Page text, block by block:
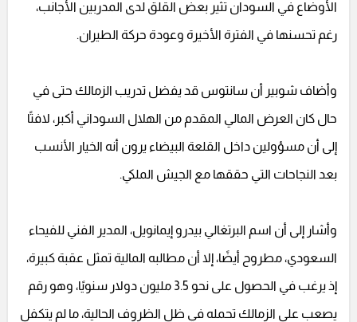
الأوضاع في السودان تثير بعض القلق لدى المدربين الأجانب،
رغم تحسنها في الفترة الأخيرة وعودة حركة الطيران.
وأضاف شوبير أن سانتوس قد يفضل تدريب الزمالك حتى في
حال كان العرض المالي المقدم من الهلال السوداني أكبر، لافتًا
إلى أن مسؤولين داخل القلعة البيضاء يرون أنه الخيار الأنسب
بعد النجاحات التي حققها مع الجيش الملكي.
وأشار إلى أن اسم البرتغالي بيدرو إيمانويل، المدير الفني للفيحاء
السعودي، مطروح أيضًا، إلا أن مطالبه المالية تمثل عقبة كبيرة،
إذ يرغب في الحصول على نحو 3.5 مليون دولار سنويًا، وهو رقم
يصعب على الزمالك تحمله في ظل الظروف الحالية، ما لم يتكفل